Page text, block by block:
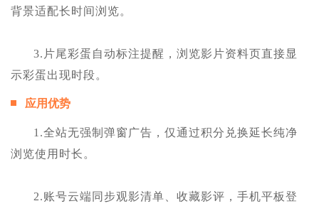
背景适配长时间浏览。
3.片尾彩蛋自动标注提醒，浏览影片资料页直接显
示彩蛋出现时段。
应用优势
1.全站无强制弹窗广告，仅通过积分兑换延长纯净
浏览使用时长。
2.账号云端同步观影清单、收藏影评，手机平板登